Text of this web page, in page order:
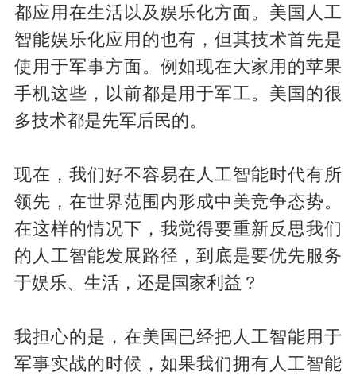
都应用在生活以及娱乐化方面。美国人工
智能娱乐化应用的也有，但其技术首先是
使用于军事方面。例如现在大家用的苹果
手机这些，以前都是用于军工。美国的很
多技术都是先军后民的。
现在，我们好不容易在人工智能时代有所
领先，在世界范围内形成中美竞争态势。
在这样的情况下，我觉得要重新反思我们
的人工智能发展路径，到底是要优先服务
于娱乐、生活，还是国家利益？
我担心的是，在美国已经把人工智能用于
军事实战的时候，如果我们拥有人工智能